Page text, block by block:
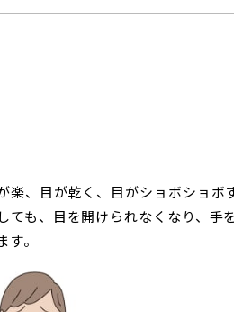
、目が乾く、目がショボショボ
ても、目を開けられなくなり、
。